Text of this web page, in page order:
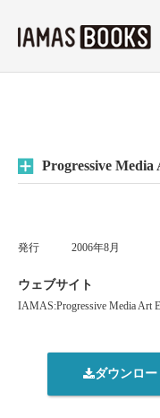
Progressive
発行 2006年8月
ウェブサイト
IAMAS:Progressive Media Art
ダウンロー